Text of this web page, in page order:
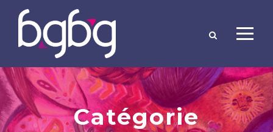
Catégorie